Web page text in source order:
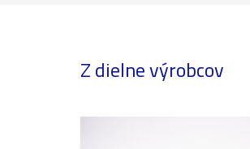
Z dielne výrobcov